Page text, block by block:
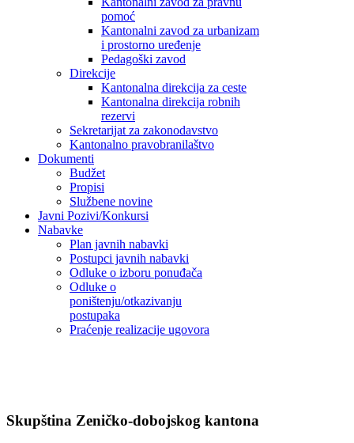
pomoć
Kantonalni zavod za urbanizam
i prostorno uređenje
Pedagoški zavod
Direkcije
Kantonalna direkcija za ceste
Kantonalna direkcija robnih
rezervi
Sekretarijat za zakonodavstvo
Kantonalno pravobranilaštvo
Dokumenti
Budžet
Propisi
Službene novine
Javni Pozivi/Konkursi
Nabavke
Plan javnih nabavki
Postupci javnih nabavki
Odluke o izboru ponuđača
Odluke o
poništenju/otkazivanju
postupaka
Praćenje realizacije ugovora
Skupština Zeničko-dobojskog kantona